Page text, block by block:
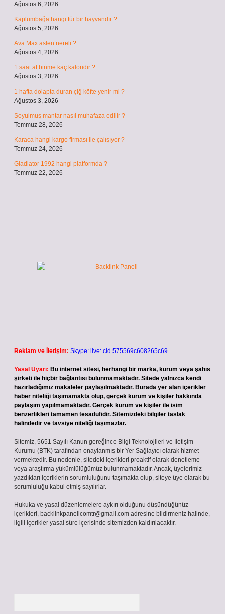
Ağustos 6, 2026
Kaplumbağa hangi tür bir hayvandır ?
Ağustos 5, 2026
Ava Max aslen nereli ?
Ağustos 4, 2026
1 saat at binme kaç kaloridir ?
Ağustos 3, 2026
1 hafta dolapta duran çiğ köfte yenir mi ?
Ağustos 3, 2026
Soyulmuş mantar nasıl muhafaza edilir ?
Temmuz 28, 2026
Karaca hangi kargo firması ile çalışıyor ?
Temmuz 24, 2026
Gladiator 1992 hangi platformda ?
Temmuz 22, 2026
Reklam ve İletişim: Skype: live:.cid.575569c608265c69
Yasal Uyarı: Bu internet sitesi, herhangi bir marka, kurum veya şahıs
şirketi ile hiçbir bağlantısı bulunmamaktadır. Sitede yalnızca kendi
hazırladığımız makaleler paylaşılmaktadır. Burada yer alan içerikler
haber niteliği taşımamakta olup, gerçek kurum ve kişiler hakkında
paylaşım yapılmamaktadır. Gerçek kurum ve kişiler ile isim
benzerlikleri tamamen tesadüfidir. Sitemizdeki bilgiler taslak
halindedir ve tavsiye niteliği taşımazlar.
Sitemiz, 5651 Sayılı Kanun gereğince Bilgi Teknolojileri ve İletişim
Kurumu (BTK) tarafından onaylanmış bir Yer Sağlayıcı olarak hizmet
vermektedir. Bu nedenle, sitedeki içerikleri proaktif olarak denetleme
veya araştırma yükümlülüğümüz bulunmamaktadır. Ancak, üyelerimiz
yazdıkları içeriklerin sorumluluğunu taşımakta olup, siteye üye olarak bu
sorumluluğu kabul etmiş sayılırlar.
Hukuka ve yasal düzenlemelere aykırı olduğunu düşündüğünüz
içerikleri, backlinkpanelicomtr@gmail.com adresine bildirmeniz halinde,
ilgili içerikler yasal süre içerisinde sitemizden kaldırılacaktır.